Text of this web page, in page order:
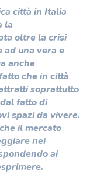
città in Italia
la
oltre la crisi
una vera e
anche
che in città
soprattutto
fatto di
spazi da vivere.
il mercato
nei
ai